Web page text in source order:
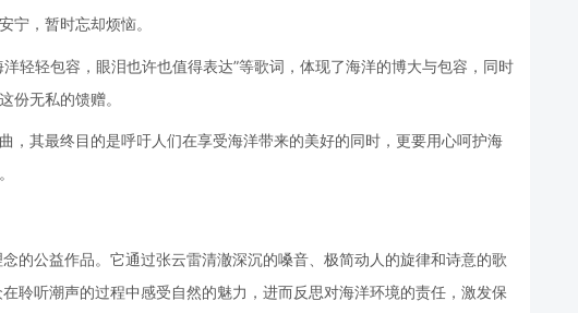
宁，暂时忘却烦恼。
洋轻轻包容，眼泪也许也值得表达”等歌词，体现了海洋的博大与包容，同时
份无私的馈赠。
，其最终目的是呼吁人们在享受海洋带来的美好的同时，更要用心呵护海
的公益作品。它通过张云雷清澈深沉的嗓音、极简动人的旋律和诗意的歌
聆听潮声的过程中感受自然的魅力，进而反思对海洋环境的责任，激发保